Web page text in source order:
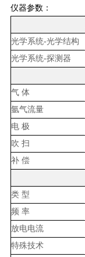
仪器参数：
光学系统-光学结构
光学系统-探测器
气 体
氩气流量
电 极
吹 扫
补 偿
类 型
频 率
放电电流
特殊技术